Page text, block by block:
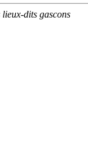
lieux-dits gascons